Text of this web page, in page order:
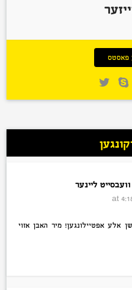
פאסטס
ליינער
אלע אפטיילונגען! מיר האבן אזוי